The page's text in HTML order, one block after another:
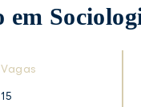
em
Vagas
15